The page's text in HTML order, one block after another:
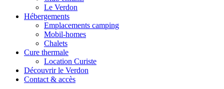
Le Verdon
Hébergements
Emplacements camping
Mobil-homes
Chalets
Cure thermale
Location Curiste
Découvrir le Verdon
Contact & accès